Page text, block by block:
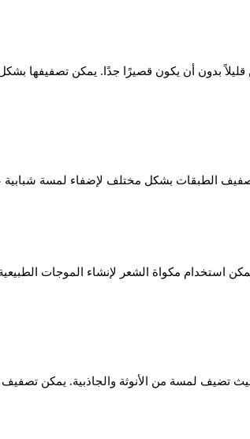
بدون أن يكون قصيرًا جدًا. يمكن تصفيفها
الطبقات بشكل مختلف لإضفاء لمسة شبابية
استخدام مكواة الشعر لإنشاء الموجات
حيث تضيف لمسة من الأنوثة والجاذبية. يمكن